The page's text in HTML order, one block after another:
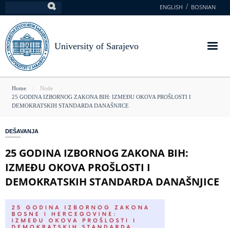
to
main
content
ENGLISH BOSNIAN
University of Sarajevo
You
are
Home
Node
25 GODINA IZBORNOG ZAKONA BIH: IZMEĐU OKOVA PROŠLOSTI I
DEMOKRATSKIH STANDARDA DANAŠNJICE
DEŠAVANJA
25 GODINA IZBORNOG ZAKONA BIH:
IZMEĐU OKOVA PROŠLOSTI I
DEMOKRATSKIH STANDARDA DANAŠNJICE